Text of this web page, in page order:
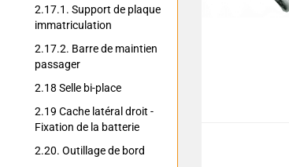
2.17.1. Support de plaque
immatriculation
2.17.2. Barre de maintien
passager
2.18 Selle bi-place
2.19 Cache latéral droit -
Fixation de la batterie
2.20. Outillage de bord